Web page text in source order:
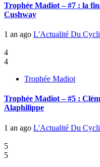
Trophée Madiot – #7 : la
Cushway
1 an ago L'Actualité Du
4
4
Trophée Madiot
Trophée Madiot – #5 :
Alaphilippe
1 an ago L'Actualité Du
5
5